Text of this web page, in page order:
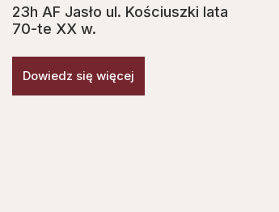
23h AF Jasło ul. Kościuszki lata
70-te XX w.
Dowiedz się więcej